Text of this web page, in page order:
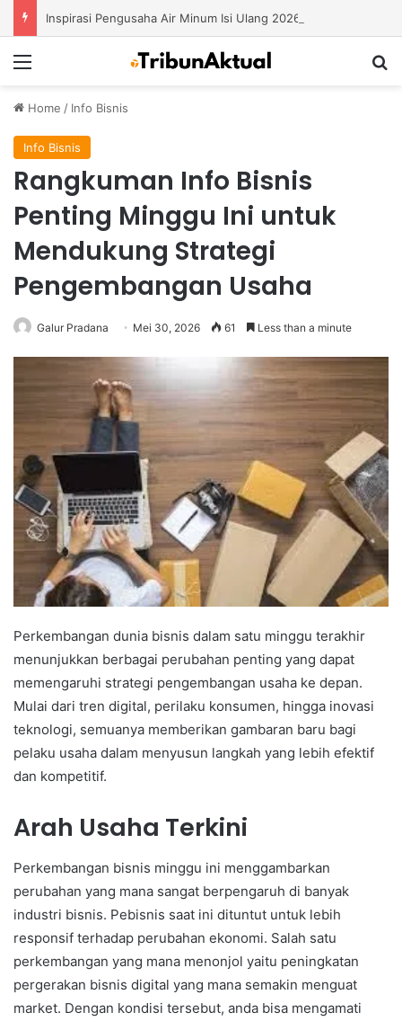
Home / Info Bisnis
Info Bisnis
Rangkuman Info Bisnis
Penting Minggu Ini untuk
Mendukung Strategi
Pengembangan Usaha
Galur Pradana Mei 30, 2026 61 Less than a minute
Perkembangan dunia bisnis dalam satu minggu terakhir
menunjukkan berbagai perubahan penting yang dapat
memengaruhi strategi pengembangan usaha ke depan.
Mulai dari tren digital, perilaku konsumen, hingga inovasi
teknologi, semuanya memberikan gambaran baru bagi
pelaku usaha dalam menyusun langkah yang lebih efektif
dan kompetitif.
Arah Usaha Terkini
Perkembangan bisnis minggu ini menggambarkan
perubahan yang mana sangat berpengaruh di banyak
industri bisnis. Pebisnis saat ini dituntut untuk lebih
responsif terhadap perubahan ekonomi. Salah satu
perkembangan yang mana menonjol yaitu peningkatan
pergerakan bisnis digital yang mana semakin menguat
market. Dengan kondisi tersebut, anda bisa mengamati